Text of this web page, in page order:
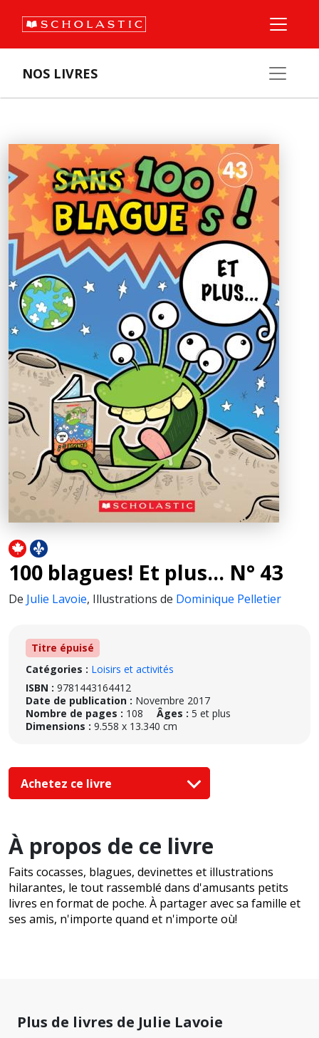
NOS LIVRES
100 blagues! Et plus... N° 43
De Julie Lavoie, Illustrations de Dominique Pelletier
Titre épuisé
Catégories : Loisirs et activités
ISBN : 9781443164412
Date de publication : Novembre 2017
Nombre de pages : 108 Âges : 5 et plus
Dimensions : 9.558 x 13.340 cm
Achetez ce livre
À propos de ce livre
Faits cocasses, blagues, devinettes et illustrations
hilarantes, le tout rassemblé dans d'amusants petits
livres en format de poche. À partager avec sa famille et
ses amis, n'importe quand et n'importe où!
Plus de livres de Julie Lavoie